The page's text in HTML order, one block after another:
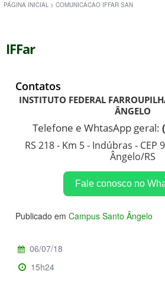
PÁGINA INICIAL > COMUNICACAO IFFAR SAN
IFFar
Contatos
INSTITUTO FEDERAL
ÂNGELO
Telefone e WhtasApp geral:
RS 218 - Km 5 - Indúbras - CEP
Ângelo/RS
Fale conosco no
Publicado em Campus Santo Ângelo
06/07/18
15h24